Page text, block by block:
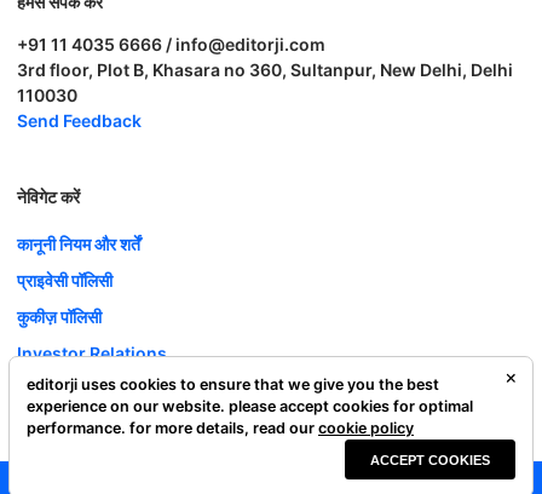
+91 11 4035 6666 / info@editorji.com
3rd floor, Plot B, Khasara no 360, Sultanpur, New Delhi, Delhi
110030
Send Feedback
नेविगेट करें
कानूनी नियम और शर्तें
प्राइवेसी पॉलिसी
कुकीज़ पॉलिसी
Investor Relations
करियर
Complaint Redressal
Editorji Technologies Pvt. Ltd. © 2022 All Rights Reserved.
editorji uses cookies to ensure that we give you the best
experience on our website. please accept cookies for optimal
performance. for more details, read our cookie policy
ACCEPT COOKIES